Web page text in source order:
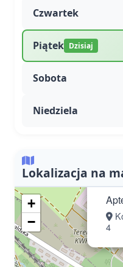
Czwartek
Piątek Dzisiaj
Sobota
Niedziela
Lokalizacja na
4
+
−